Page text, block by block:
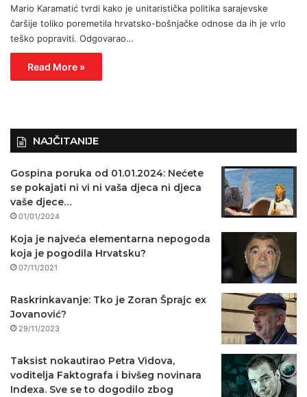
Mario Karamatić tvrdi kako je unitaristička politika sarajevske
čaršije toliko poremetila hrvatsko-bošnjačke odnose da ih je vrlo
teško popraviti. Odgovarao…
Read More »
NAJČITANIJE
Gospina poruka od 01.01.2024: Nećete
se pokajati ni vi ni vaša djeca ni djeca
vaše djece…
01/01/2024
Koja je najveća elementarna nepogoda
koja je pogodila Hrvatsku?
07/11/2021
Raskrinkavanje: Tko je Zoran Šprajc ex
Jovanović?
29/11/2023
Taksist nokautirao Petra Vidova,
voditelja Faktografa i bivšeg novinara
Indexa. Sve se to dogodilo zbog